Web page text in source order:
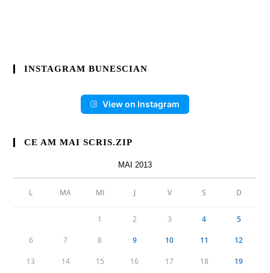
INSTAGRAM BUNESCIAN
View on Instagram
CE AM MAI SCRIS.ZIP
MAI 2013
L MA MI J V S D
1 2 3 4 5
6 7 8 9 10 11 12
13 14 15 16 17 18 19